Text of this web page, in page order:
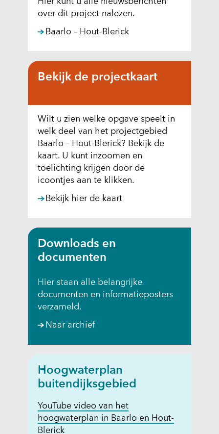
over dit project nalezen.
Baarlo – Hout-Blerick
Bekijk de projectkaart
Wilt u zien welke opgave speelt in
welk deel van het projectgebied
Baarlo – Hout-Blerick? Bekijk de
kaart. U kunt inzoomen en
toelichting krijgen door de
icoontjes aan te klikken.
Bekijk hier de kaart(
n
n
w
e
n
t
e
Downloads en
documenten
Hier staan alle belangrijke
documenten en informatieposters
verzameld.
Naar archief
Hoogwaterplan
buitendijksgebied
YouTube video van het
hoogwaterplan in Baarlo en Hout-
Blerick